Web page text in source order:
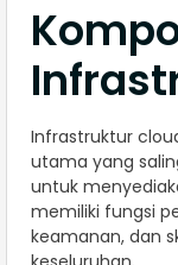
Infrastruktur
utama yang
untuk
memiliki fungsi
keamanan, dan